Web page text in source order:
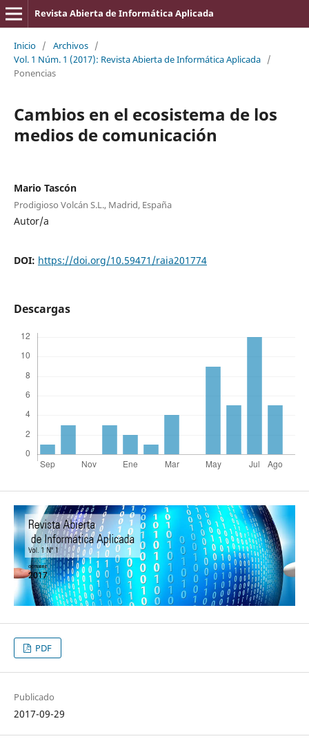
Revista Abierta de Informática Aplicada
Inicio / Archivos /
Vol. 1 Núm. 1 (2017): Revista Abierta de Informática Aplicada /
Ponencias
Cambios en el ecosistema de los
medios de comunicación
Mario Tascón
Prodigioso Volcán S.L., Madrid, España
Autor/a
DOI: https://doi.org/10.59471/raia201774
Descargas
PDF
Publicado
2017-09-29